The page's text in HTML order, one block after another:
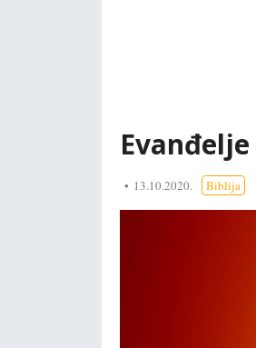
13.10.2020. Biblija